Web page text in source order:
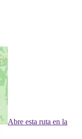
Abre esta ruta en la